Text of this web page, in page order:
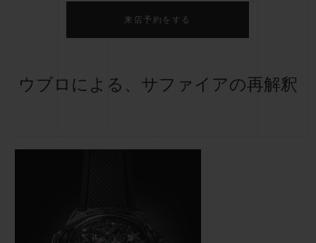
来店予約をする
ウブロによる、サファイアの再解釈